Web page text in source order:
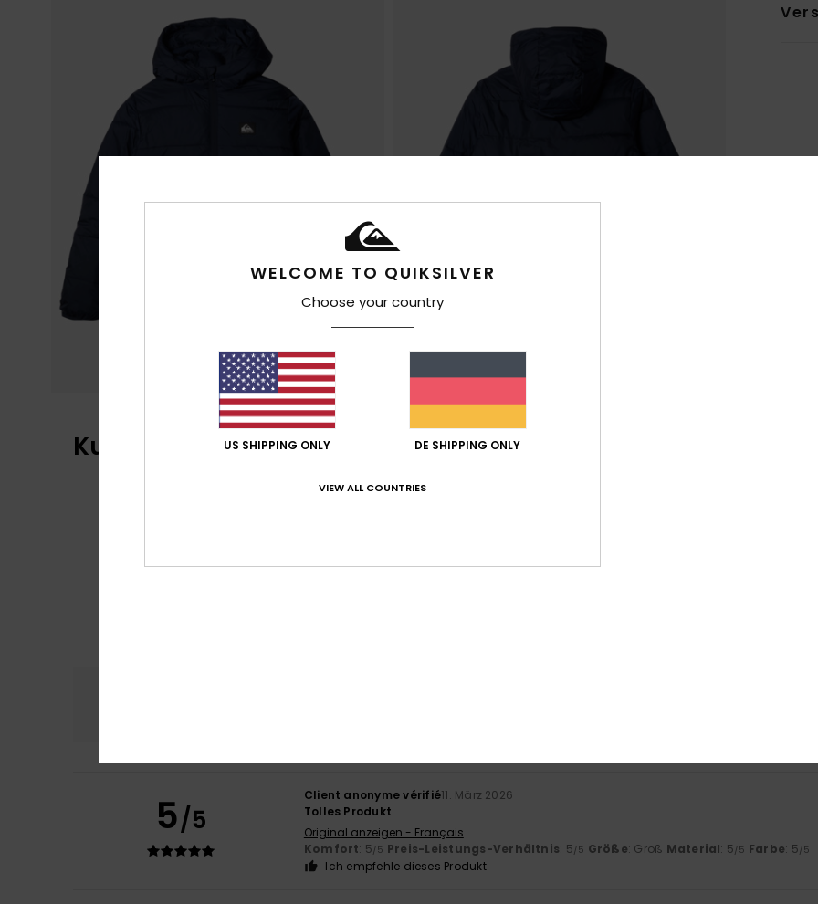
Kundenbewertungen
4.6
5/5
Client anonyme vérifié11. März 2026
Tolles Produkt
Original anzeigen - Français
Komfort: 5/5 Preis-Leistungs-Verhältnis: 5/5 Größe: Groß Material: 5/5 Farbe: 5/5
Ich empfehle dieses Produkt
WELCOME TO QUIKSILVER
Choose your country
US SHIPPING ONLY DE SHIPPING ONLY
VIEW ALL COUNTRIES